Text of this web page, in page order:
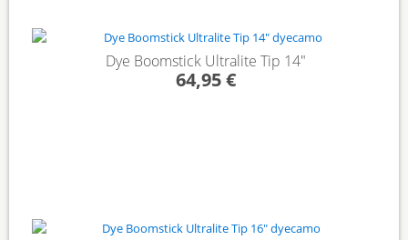
Dye Boomstick Ultralite Tip 14"
64,95 €